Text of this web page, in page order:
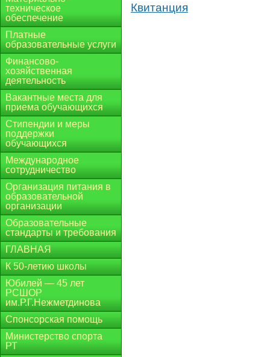
техническое
обеспечение
Платные
образовательные услуги
Финансово-
хозяйственная
деятельность
Вакантные места для
приема обучающихся
Стипендии и меры
поддержки
обучающихся
Международное
сотрудничество
Организация питания в
образовательной
организации
Образовательные
стандарты и требования
ГЛАВНАЯ
К 50-летию школы
Юбилей — 45 лет
РСШОР
им.Р.Г.Нежметдинова
Спонсорская помощь
Министерство спорта
РТ
Квитанция